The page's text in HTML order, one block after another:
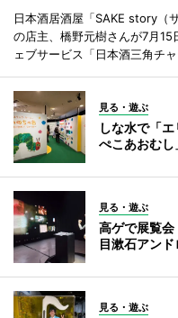
日本酒居酒屋「SAKE story（
の店主、橋野元樹さんが7月
ェブサービス「日本酒三角チ
見る・遊ぶ
しな水で「
ぺこあおむ
見る・遊ぶ
高ゲで展覧
目漱石アンド
見る・遊ぶ